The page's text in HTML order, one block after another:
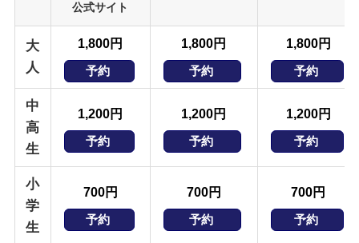
公式サイト
大
人
1,800円
予約
1,800円
予約
1,800円
予約
中
高
生
1,200円
予約
1,200円
予約
1,200円
予約
小
学
生
700円
予約
700円
予約
700円
予約